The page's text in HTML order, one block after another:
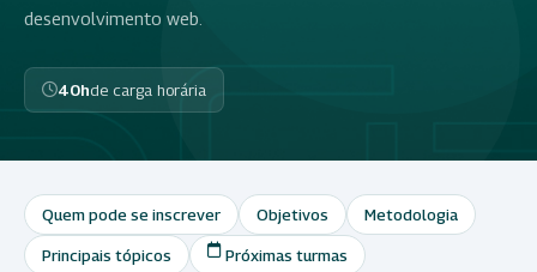
desenvolvimento web.
40hde carga horária
Quem pode se inscrever Objetivos Metodologia
Principais tópicos Próximas turmas